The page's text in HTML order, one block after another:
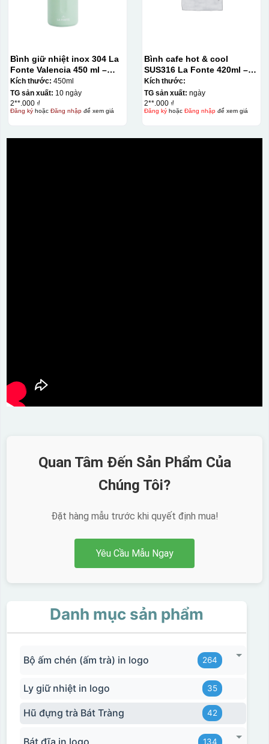
Bình giữ nhiệt inox 304 La
Fonte Valencia 450 ml –
012355
Kích thước: 450ml
TG sản xuất: 10 ngày
2**.000 ₫
Đăng kýhoặc Đăng nhậpđể xem giá
Bình cafe hot & cool
SUS316 La Fonte 420ml –
012775
Kích thước:
TG sản xuất: ngày
2**.000 ₫
Đăng kýhoặc Đăng nhậpđể xem giá
Quan Tâm Đến Sản Phẩm Của
Chúng Tôi?
Đặt hàng mẫu trước khi quyết định mua!
Yêu Cầu Mẫu Ngay
Danh mục sản phẩm
Bộ ấm chén (ấm trà) in logo 264
Ly giữ nhiệt in logo 35
Hũ đựng trà Bát Tràng 42
Bát đĩa in logo 134